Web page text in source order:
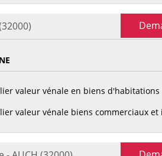
valeur vénale en biens d'habitations
valeur vénale biens commerciaux